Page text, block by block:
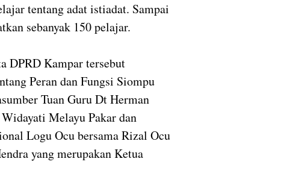
tentang adat istiadat. Sampai
sebanyak 150 pelajar.
DPRD Kampar tersebut
Peran dan Fungsi Siompu
Tuan Guru Dt Herman
Melayu Pakar dan
Logu Ocu bersama Rizal Ocu
yang merupakan Ketua